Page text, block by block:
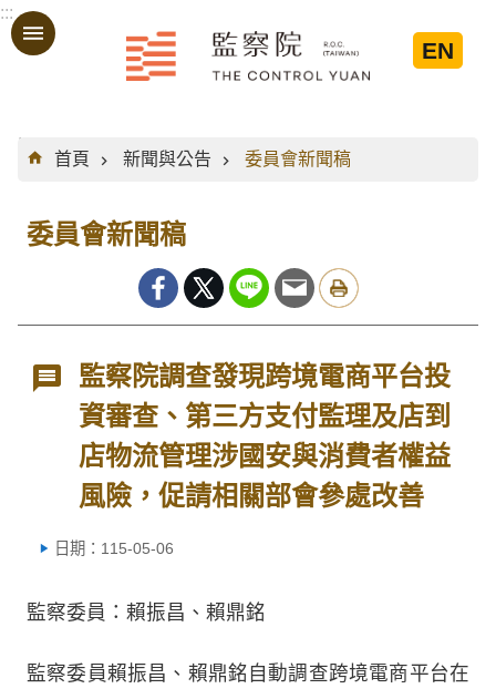
跳到主要內容區塊
:::
EN
:::
首頁
新聞與公告 委員會新聞稿
委員會新聞稿
監察院調查發現跨境電商平台投
資審查、第三方支付監理及店到
店物流管理涉國安與消費者權益
風險，促請相關部會參處改善
日期：115-05-06
監察委員：賴振昌、賴鼎銘
監察委員賴振昌、賴鼎銘自動調查跨境電商平台在